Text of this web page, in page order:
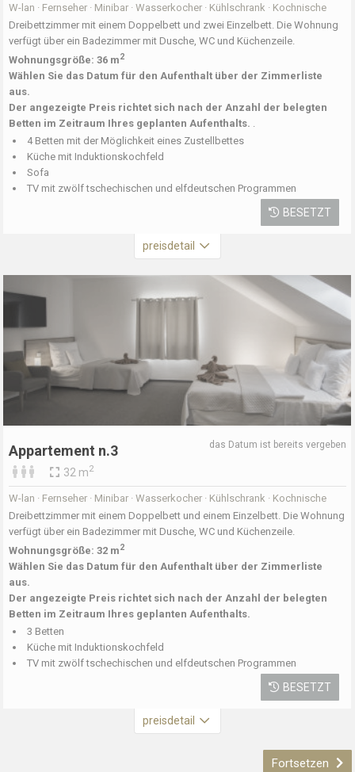
W-lan · Fernseher · Minibar · Wasserkocher · Kühlschrank · Kochnische
Dreibettzimmer mit einem Doppelbett und zwei Einzelbett. Die Wohnung
verfügt über ein Badezimmer mit Dusche, WC und Küchenzeile.
Wohnungsgröße: 36 m2
Wählen Sie das Datum für den Aufenthalt über der Zimmerliste
aus.
Der angezeigte Preis richtet sich nach der Anzahl der belegten
Betten im Zeitraum Ihres geplanten Aufenthalts.
4 Betten mit der Möglichkeit eines Zustellbettes
Küche mit Induktionskochfeld
Sofa
TV mit zwölf tschechischen und elfdeutschen Programmen
BESETZT
preisdetail
Appartement n.3
32 m2
das Datum ist bereits vergeben
W-lan · Fernseher · Minibar · Wasserkocher · Kühlschrank · Kochnische
Dreibettzimmer mit einem Doppelbett und einem Einzelbett. Die Wohnung
verfügt über ein Badezimmer mit Dusche, WC und Küchenzeile.
Wohnungsgröße: 32 m2
Wählen Sie das Datum für den Aufenthalt über der Zimmerliste
aus.
Der angezeigte Preis richtet sich nach der Anzahl der belegten
Betten im Zeitraum Ihres geplanten Aufenthalts.
3 Betten
Küche mit Induktionskochfeld
TV mit zwölf tschechischen und elfdeutschen Programmen
BESETZT
preisdetail
Fortsetzen